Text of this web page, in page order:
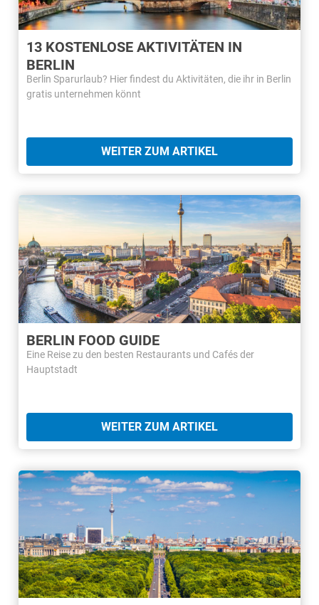
13 KOSTENLOSE AKTIVITÄTEN IN
BERLIN
Berlin Sparurlaub? Hier findest du Aktivitäten, die ihr in Berlin
gratis unternehmen könnt
WEITER ZUM ARTIKEL
BERLIN FOOD GUIDE
Eine Reise zu den besten Restaurants und Cafés der
Hauptstadt
WEITER ZUM ARTIKEL